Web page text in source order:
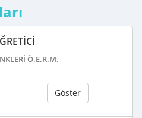
Ö.E.R.M.
Göster